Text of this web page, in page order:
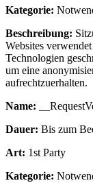
Kategorie:
Beschreibung:
Websites
Technologien
um eine
aufrechtzuerhalten.
Name:
Dauer: Bis zum
Art: 1st Party
Kategorie: